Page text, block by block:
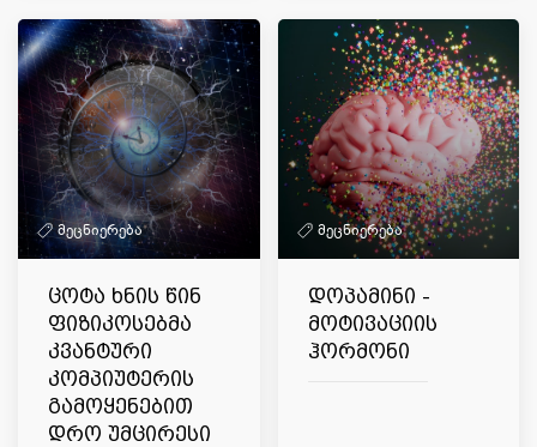
მეცნიერება
ცოტა ხნის წინ
ფიზიკოსებმა
კვანტური
კომპიუტერის
გამოყენებით
დრო უმცირესი
მეცნიერება
დოპამინი -
მოტივაციის
ჰორმონი